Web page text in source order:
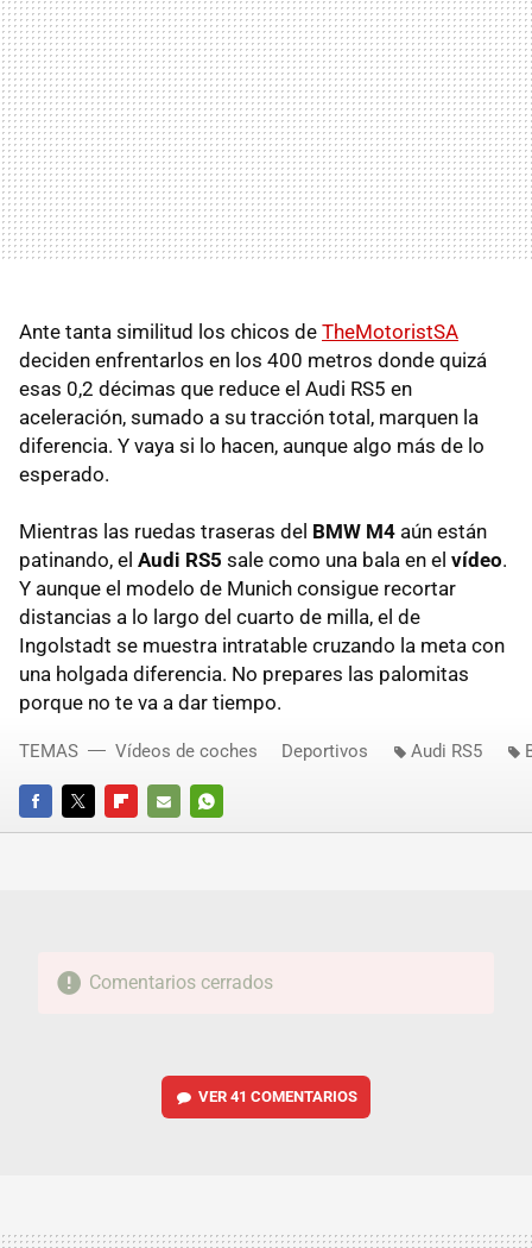
Ante tanta similitud los chicos de TheMotoristSA
deciden enfrentarlos en los 400 metros donde quizá
esas 0,2 décimas que reduce el Audi RS5 en
aceleración, sumado a su tracción total, marquen la
diferencia. Y vaya si lo hacen, aunque algo más de lo
esperado.
Mientras las ruedas traseras del BMW M4 aún están
patinando, el Audi RS5 sale como una bala en el vídeo.
Y aunque el modelo de Munich consigue recortar
distancias a lo largo del cuarto de milla, el de
Ingolstadt se muestra intratable cruzando la meta con
una holgada diferencia. No prepares las palomitas
porque no te va a dar tiempo.
FACEBOOKTWITTERFLIPBOARD
E-
WHATSAPP
TEMAS Vídeos de coches Deportivos Audi RS5
Comentarios cerrados
VER 41 COMENTARIOS